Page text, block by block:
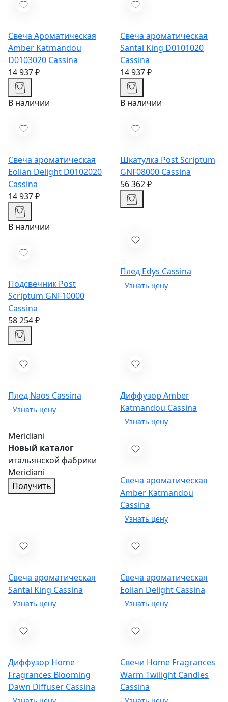
Свеча Ароматическая
Amber Katmandou
D0103020 Cassina
14 937 ₽
Свеча ароматическая
Santal King D0101020
Cassina
14 937 ₽
В наличии
Свеча ароматическая
Eolian Delight D0102020
Cassina
14 937 ₽
В наличии
Шкатулка Post Scriptum
GNF08000 Cassina
56 362 ₽
В наличии
Подсвечник Post
Scriptum GNF10000
Cassina
58 254 ₽
Плед Edys Cassina
Плед Naos Cassina
Диффузор Amber
Katmandou Cassina
Meridiani
Новый каталог
итальянской фабрики
Meridiani
Получить
Свеча ароматическая
Amber Katmandou
Cassina
Свеча ароматическая
Santal King Cassina
Свеча ароматическая
Eolian Delight Cassina
Диффузор Home
Fragrances Blooming
Dawn Diffuser Cassina
Свечи Home Fragrances
Warm Twilight Candles
Cassina